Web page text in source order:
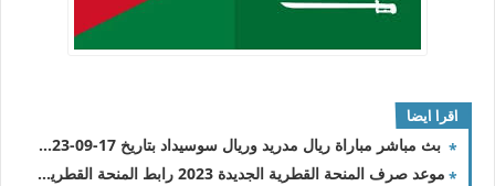
اقرا ايضا
بث مباشر مباراة ريال مدريد وريال سوسيداد بتاريخ 17-09-2023 الدوري الاسباني
موعد صرف المنحة القطرية الجديدة 2023 رابط المنحة القطرية شهر 9 وهل سيتم اضافة اسماء جديدة